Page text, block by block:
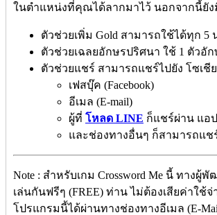
ในตำแหน่งที่คุณได้ลากมาไว้ นอกจากนี้ยั
ตัวช่วยเพิ่ม Gold สามารถใช้ได้ทุก 5
ตัวช่วยเฉลยอักษรปริศนา ใช้ 1 ตัวอัก
ตัวช่วยแชร์ สามารถแชร์ไปยัง โซเชี
เฟสบุ๊ค (Facebook)
อีเมล (E-mail)
ผู้ที่ โหลด LINE ก็แชร์ผ่าน แอ
และช่องทางอื่นๆ ก็สามารถแ
Note : สำหรับเกม Crossword Me นี้ ทางผู้
เล่นกันฟรีๆ (FREE) ท่าน ไม่ต้องเสียค่าใ
โปรแกรมนี้ได้ผ่านทางช่องทางอีเมล (E-